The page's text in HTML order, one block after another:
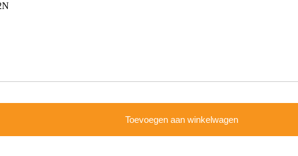
Toevoegen aan winkelwagen